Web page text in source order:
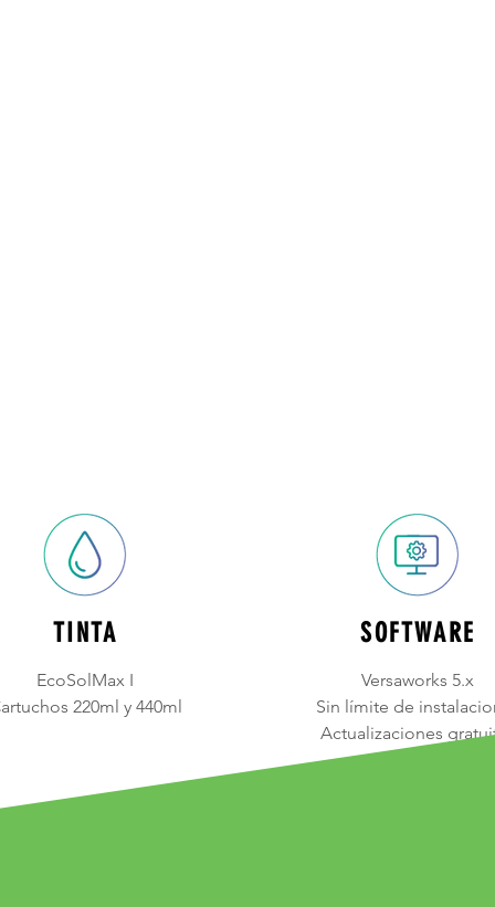
TINTA
EcoSolMax I
220ml y 440ml
SOFTWARE
Versaworks 5.x
Sin límite de
Actualizaciones